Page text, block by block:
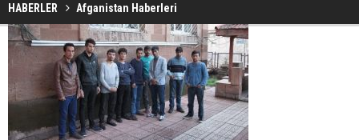
HABERLER Afganistan Haberleri